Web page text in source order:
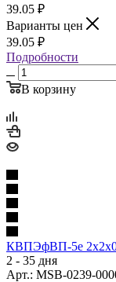
39.05 ₽
Варианты цен
39.05 ₽
Подробности
В корзину
КВПЭфВП-5е
2 - 35 дня
Арт.: MSB-0239-